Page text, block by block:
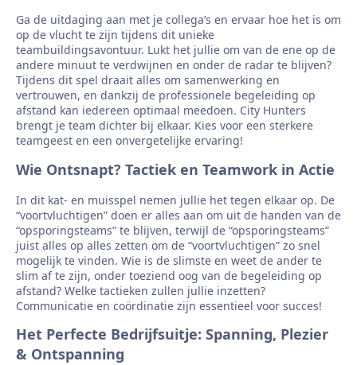
Ga de uitdaging aan met je collega’s en ervaar hoe het is om
op de vlucht te zijn tijdens dit unieke
teambuildingsavontuur. Lukt het jullie om van de ene op de
andere minuut te verdwijnen en onder de radar te blijven?
Tijdens dit spel draait alles om samenwerking en
vertrouwen, en dankzij de professionele begeleiding op
afstand kan iedereen optimaal meedoen. City Hunters
brengt je team dichter bij elkaar. Kies voor een sterkere
teamgeest en een onvergetelijke ervaring!
Wie Ontsnapt? Tactiek en Teamwork in Actie
In dit kat- en muisspel nemen jullie het tegen elkaar op. De
“voortvluchtigen” doen er alles aan om uit de handen van de
“opsporingsteams” te blijven, terwijl de “opsporingsteams”
juist alles op alles zetten om de “voortvluchtigen” zo snel
mogelijk te vinden. Wie is de slimste en weet de ander te
slim af te zijn, onder toeziend oog van de begeleiding op
afstand? Welke tactieken zullen jullie inzetten?
Communicatie en coördinatie zijn essentieel voor succes!
Het Perfecte Bedrijfsuitje: Spanning, Plezier
& Ontspanning